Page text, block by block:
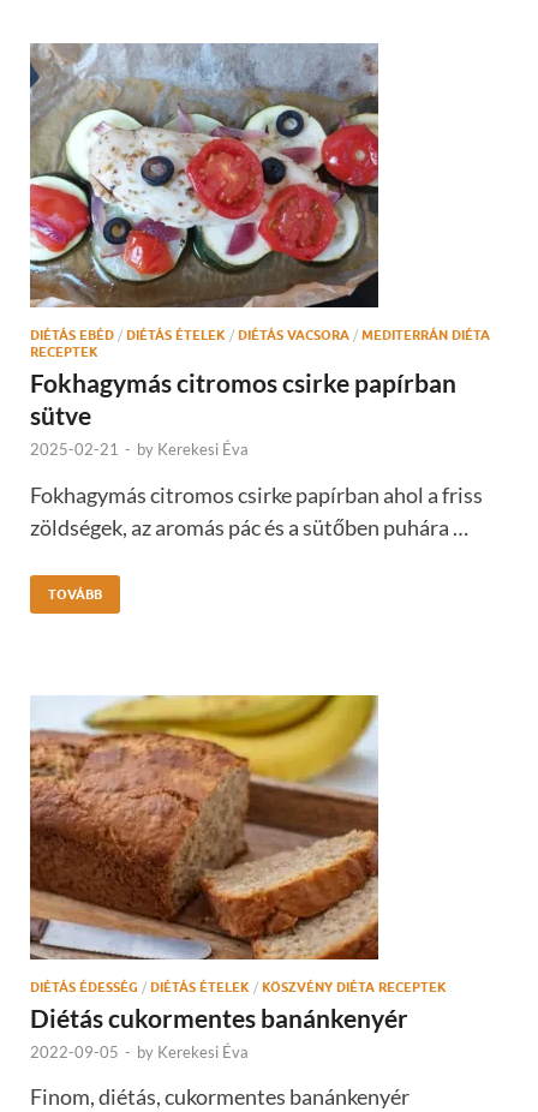
DIÉTÁS EBÉD / DIÉTÁS ÉTELEK / DIÉTÁS VACSORA / MEDITERRÁN DIÉTA
RECEPTEK
Fokhagymás citromos csirke papírban
sütve
2025-02-21 - by Kerekesi Éva
Fokhagymás citromos csirke papírban ahol a friss
zöldségek, az aromás pác és a sütőben puhára …
TOVÁBB
DIÉTÁS ÉDESSÉG / DIÉTÁS ÉTELEK / KÖSZVÉNY DIÉTA RECEPTEK
Diétás cukormentes banánkenyér
2022-09-05 - by Kerekesi Éva
Finom, diétás, cukormentes banánkenyér